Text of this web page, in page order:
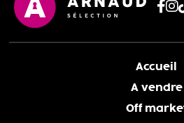
Accueil
A vendre
Off